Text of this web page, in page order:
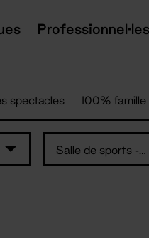
Professionnel·les
spectacles 100% famille
Salle de sports - Rouans